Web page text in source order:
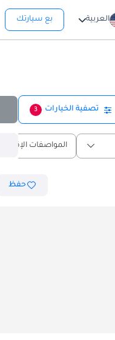
العربية بع سيارتك
تصفية الخيارات 3
المواصفات الإقليمية
حفظ